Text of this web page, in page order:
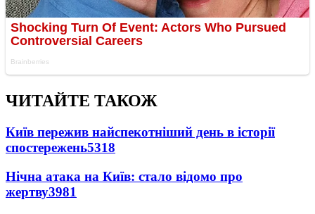
ЧИТАЙТЕ ТАКОЖ
Київ пережив найспекотніший день в історії
спостережень5318
Нічна атака на Київ: стало відомо про
жертву3981